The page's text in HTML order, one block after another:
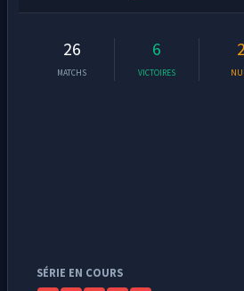
26
MATCHS
6
VICTOIRES
2
SÉRIE EN COURS